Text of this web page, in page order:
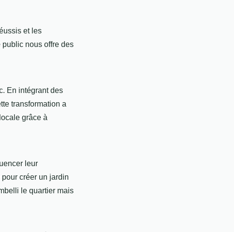
et les
nous offre des
En intégrant des
transformation a
grâce à
leur
créer un jardin
le quartier mais